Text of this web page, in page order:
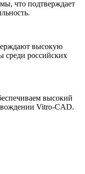
что подтверждает
высокую
среди российских
высокий
Vitro-CAD.